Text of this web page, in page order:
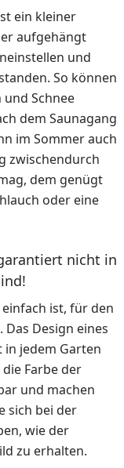
ein kleiner
aufgehängt
und
So können
und Schnee
dem Saunagang
im Sommer auch
zwischendurch
dem genügt
oder eine
nicht in
ist, für den
Das Design eines
in jedem Garten
Farbe der
und machen
sich bei der
wie der
zu erhalten.